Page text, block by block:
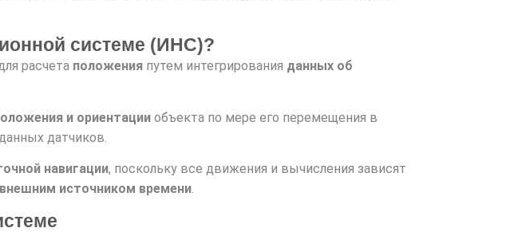
системе (ИНС)?
расчета положения путем интегрирования данных об
и ориентации объекта по мере его перемещения в
датчиков.
навигации, поскольку все движения и вычисления зависят
внешним источником времени.